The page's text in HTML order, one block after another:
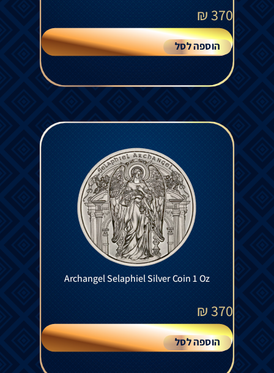
370
₪
הוספה לסל
Archangel Selaphiel Silver Coin 1 Oz
370
₪
הוספה לסל